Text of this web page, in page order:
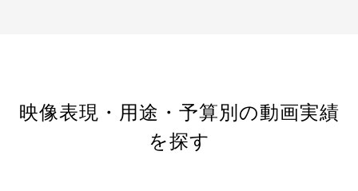
映像表現・用途・予算別の動画実績
を探す